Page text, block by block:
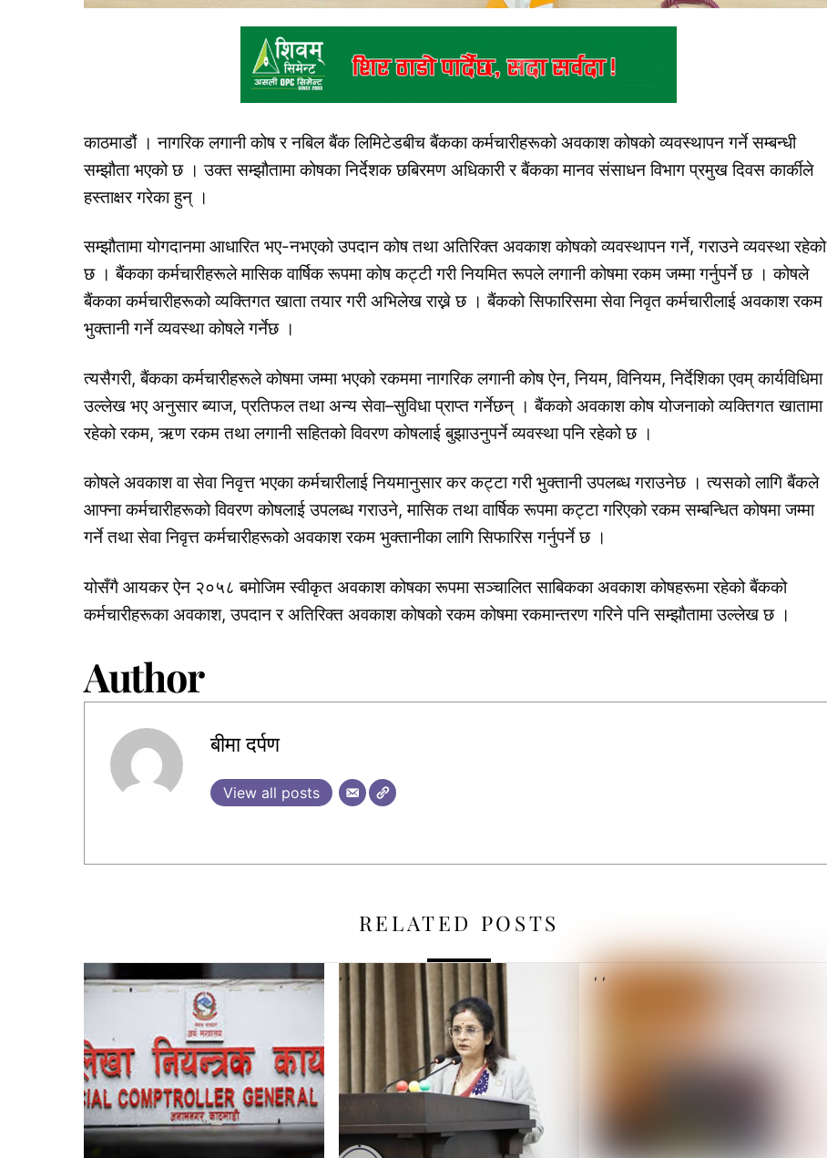
काठमाडौं । नागरिक लगानी कोष र नबिल बैंक लिमिटेडबीच बैंकका कर्मचारीहरूको अवकाश कोषको व्यवस्थापन गर्ने सम्बन्धी
सम्झौता भएको छ । उक्त सम्झौतामा कोषका निर्देशक छबिरमण अधिकारी र बैंकका मानव संसाधन विभाग प्रमुख दिवस कार्कीले
हस्ताक्षर गरेका हुन् ।
सम्झौतामा योगदानमा आधारित भए-नभएको उपदान कोष तथा अतिरिक्त अवकाश कोषको व्यवस्थापन गर्ने, गराउने व्यवस्था रहेको
छ । बैंकका कर्मचारीहरूले मासिक वार्षिक रूपमा कोष कट्टी गरी नियमित रूपले लगानी कोषमा रकम जम्मा गर्नुपर्ने छ । कोषले
बैंकका कर्मचारीहरूको व्यक्तिगत खाता तयार गरी अभिलेख राख्ने छ । बैंकको सिफारिसमा सेवा निवृत कर्मचारीलाई अवकाश रकम
भुक्तानी गर्ने व्यवस्था कोषले गर्नेछ ।
त्यसैगरी, बैंकका कर्मचारीहरूले कोषमा जम्मा भएको रकममा नागरिक लगानी कोष ऐन, नियम, विनियम, निर्देशिका एवम् कार्यविधिमा
उल्लेख भए अनुसार ब्याज, प्रतिफल तथा अन्य सेवा–सुविधा प्राप्त गर्नेछन् । बैंकको अवकाश कोष योजनाको व्यक्तिगत खातामा
रहेको रकम, ऋण रकम तथा लगानी सहितको विवरण कोषलाई बुझाउनुपर्ने व्यवस्था पनि रहेको छ ।
कोषले अवकाश वा सेवा निवृत्त भएका कर्मचारीलाई नियमानुसार कर कट्टा गरी भुक्तानी उपलब्ध गराउनेछ । त्यसको लागि बैंकले
आफ्ना कर्मचारीहरूको विवरण कोषलाई उपलब्ध गराउने, मासिक तथा वार्षिक रूपमा कट्टा गरिएको रकम सम्बन्धित कोषमा जम्मा
गर्ने तथा सेवा निवृत्त कर्मचारीहरूको अवकाश रकम भुक्तानीका लागि सिफारिस गर्नुपर्ने छ ।
योसँगै आयकर ऐन २०५८ बमोजिम स्वीकृत अवकाश कोषका रूपमा सञ्चालित साबिकका अवकाश कोषहरूमा रहेको बैंकको
कर्मचारीहरूका अवकाश, उपदान र अतिरिक्त अवकाश कोषको रकम कोषमा रकमान्तरण गरिने पनि सम्झौतामा उल्लेख छ ।
Author
बीमा दर्पण
View all posts
RELATED POSTS
, , , , ,